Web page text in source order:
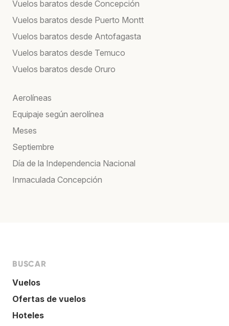
Vuelos baratos desde Concepción
Vuelos baratos desde Puerto Montt
Vuelos baratos desde Antofagasta
Vuelos baratos desde Temuco
Vuelos baratos desde Oruro
Aerolíneas
Equipaje según aerolínea
Meses
Septiembre
Día de la Independencia Nacional
Inmaculada Concepción
BUSCAR
Vuelos
Ofertas de vuelos
Hoteles